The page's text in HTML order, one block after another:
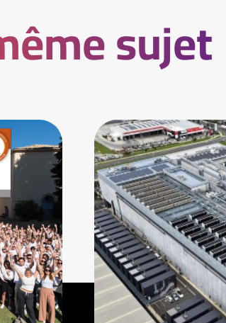
sujet